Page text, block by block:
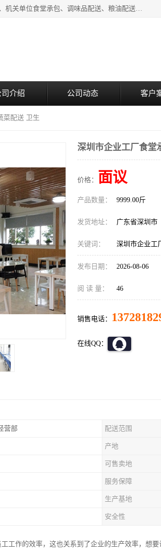
东莞市康隆膳食管理有限公司主要从事：蔬菜配送、食堂承包、企业工厂食堂承包、机关单位食堂承包、调味品配送、粮油配送、干货配送、副食配送、水果配送、海鲜配送等业务，东莞蔬菜配送电话，咨询在线客服。
司介绍 公司动态 客户
菜配送 卫生
深圳市企业工厂食堂
价格： 面议
产品数量： 9999.00斤
发货地址： 广东省深圳市
关键词： 深圳市企业工
发布日期： 2026-08-06
阅 读 量： 46
销售电话：
在线QQ：
营部 配送范围
产地
可售卖地
服务保障
生产基地
安全性
工作的效率，这也关系到了企业的生产效率，想